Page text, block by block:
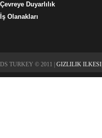
Çevreye Duyarlılık
İş Olanakları
DS TURKEY © 2011 | GIZLILIK ILKESI